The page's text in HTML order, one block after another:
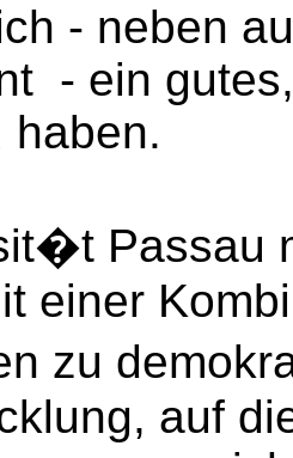
- neben
- ein
haben.
Passau
einer
zu
auf